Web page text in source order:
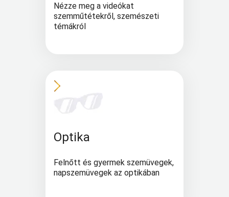
Nézze meg a videókat
szemműtétekről, szemészeti
témákról
Optika
Felnőtt és gyermek szemüvegek,
napszemüvegek az optikában